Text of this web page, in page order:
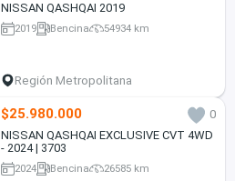
NISSAN QASHQAI 2019
2019 Bencina 54934 km
Región Metropolitana
$25.980.000
0
NISSAN QASHQAI EXCLUSIVE CVT 4WD
- 2024 | 3703
2024 Bencina 26585 km